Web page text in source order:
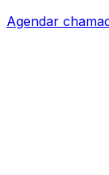
Agendar